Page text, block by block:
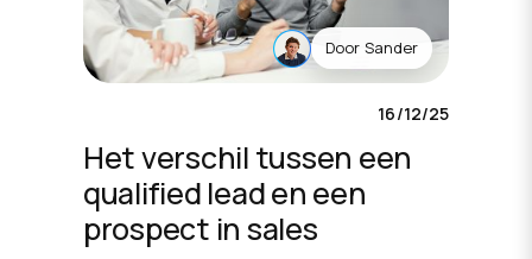
Door Sander
16/12/25
Het verschil tussen een
qualified lead en een
prospect in sales